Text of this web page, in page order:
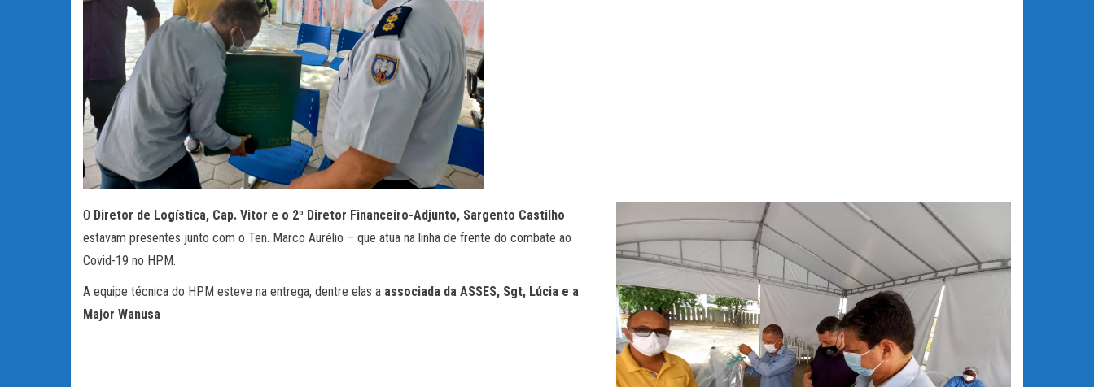
O Diretor de Logística, Cap. Vitor e o 2º Diretor Financeiro-Adjunto, Sargento Castilho
estavam presentes junto com o Ten. Marco Aurélio – que atua na linha de frente do combate ao
Covid-19 no HPM.
A equipe técnica do HPM esteve na entrega, dentre elas a associada da ASSES, Sgt, Lúcia e a
Major Wanusa